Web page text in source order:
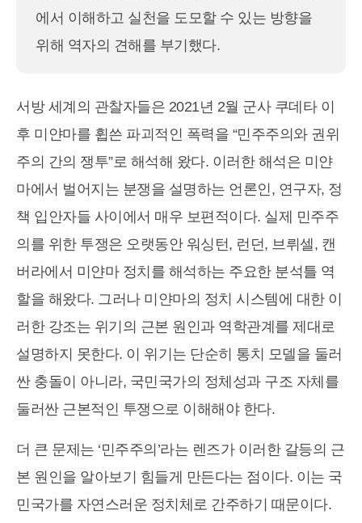
에서 이해하고 실천을 도모할 수 있는 방향을
위해 역자의 견해를 부기했다.
서방 세계의 관찰자들은 2021년 2월 군사 쿠데타 이
후 미얀마를 휩쓴 파괴적인 폭력을 “민주주의와 권위
주의 간의 쟁투”로 해석해 왔다. 이러한 해석은 미얀
마에서 벌어지는 분쟁을 설명하는 언론인, 연구자, 정
책 입안자들 사이에서 매우 보편적이다. 실제 민주주
의를 위한 투쟁은 오랫동안 워싱턴, 런던, 브뤼셀, 캔
버라에서 미얀마 정치를 해석하는 주요한 분석틀 역
할을 해왔다. 그러나 미얀마의 정치 시스템에 대한 이
러한 강조는 위기의 근본 원인과 역학관계를 제대로
설명하지 못한다. 이 위기는 단순히 통치 모델을 둘러
싼 충돌이 아니라, 국민국가의 정체성과 구조 자체를
둘러싼 근본적인 투쟁으로 이해해야 한다.
더 큰 문제는 ‘민주주의’라는 렌즈가 이러한 갈등의 근
본 원인을 알아보기 힘들게 만든다는 점이다. 이는 국
민국가를 자연스러운 정치체로 간주하기 때문이다.